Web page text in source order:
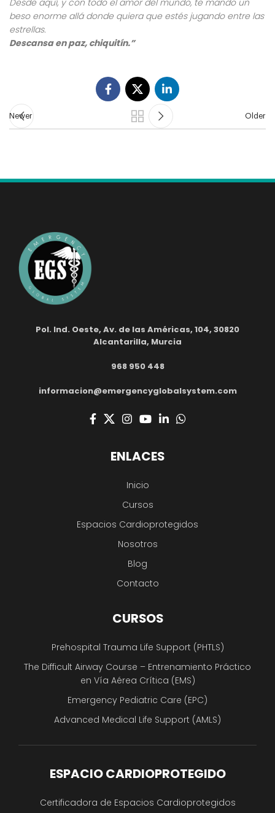
beso enorme allá donde quiera que estés jugando entre las
estrellas.
Descansa en paz, chiquitín.”
Newer Older
Pol. Ind. Oeste, Av. de las Américas, 104, 30820
Alcantarilla, Murcia
968 950 448
informacion@emergencyglobalsystem.com
ENLACES
Inicio
Cursos
Espacios Cardioprotegidos
Nosotros
Blog
Contacto
CURSOS
Prehospital Trauma Life Support (PHTLS)
The Difficult Airway Course – Entrenamiento Práctico
en Vía Aérea Crítica (EMS)
Emergency Pediatric Care (EPC)
Advanced Medical Life Support (AMLS)
ESPACIO CARDIOPROTEGIDO
Certificadora de Espacios Cardioprotegidos